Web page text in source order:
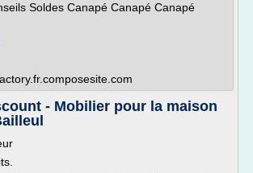
Soldes Canapé Canapé Canapé
- Mobilier pour la maison